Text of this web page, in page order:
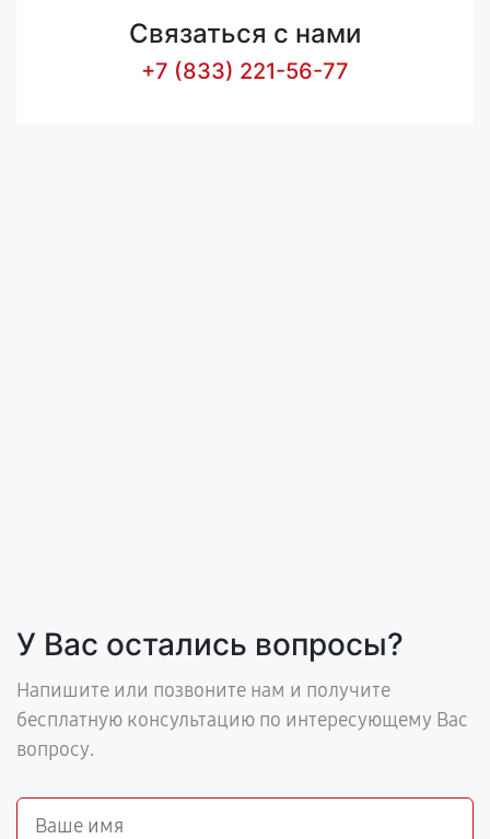
Связаться с нами
+7 (833) 221-56-77
У Вас остались вопросы?
Напишите или позвоните нам и получите
бесплатную консультацию по интересующему Вас
вопросу.